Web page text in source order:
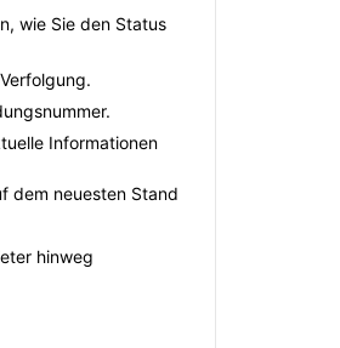
wie Sie den Status
Informationen
dem neuesten Stand
hinweg